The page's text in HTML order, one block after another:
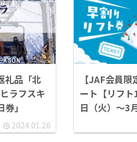
礼品「北
ラフスキ
」
2024.01.26
【JAF会員
ート【リフ
日（火）～3